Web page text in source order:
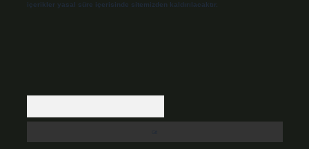
içerikler yasal süre içerisinde sitemizden kaldırılacaktır.